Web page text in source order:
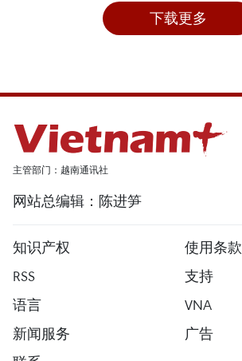
下载更多
主管部门：越南通讯社
网站总编辑：陈进笋
知识产权
使用条款
RSS
支持
语言
VNA
新闻服务
广告